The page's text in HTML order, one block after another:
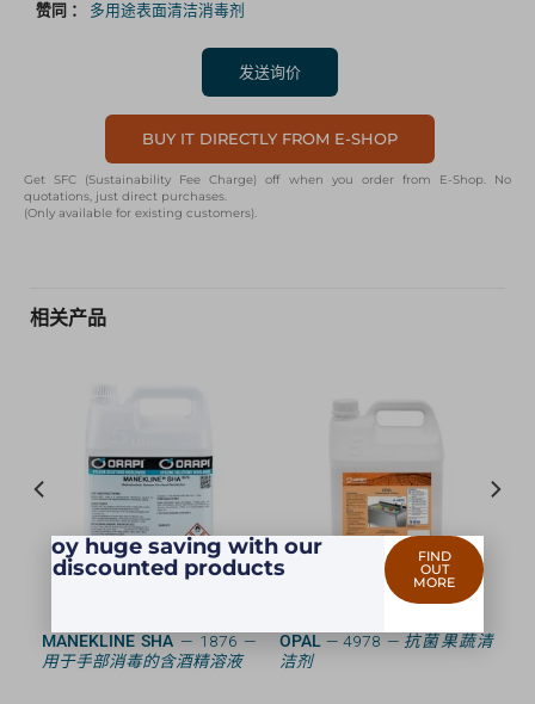
赞同 ：
多用途表面清洁消毒剂
发送询价
BUY IT DIRECTLY FROM E-SHOP
Get SFC (Sustainability Fee Charge) off when you order from E-Shop. No
quotations, just direct purchases.
(Only available for existing customers).
相关产品
MANEKLINE SHA — 1876 —
用于手部消毒的含酒精溶液
OPAL — 4978 —抗菌果蔬清
洁剂
Enjoy huge saving with our
discounted products
FIND
OUT
MORE